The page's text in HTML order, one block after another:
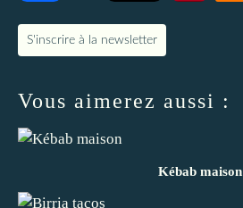
S'inscrire à la newsletter
Vous aimerez aussi :
Kébab maison